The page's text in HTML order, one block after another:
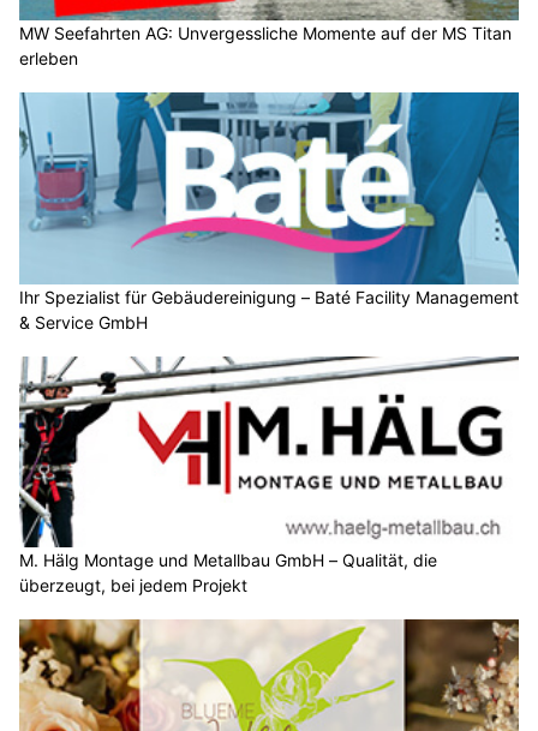
MW Seefahrten AG: Unvergessliche Momente auf der MS Titan
erleben
Ihr Spezialist für Gebäudereinigung – Baté Facility Management
& Service GmbH
M. Hälg Montage und Metallbau GmbH – Qualität, die
überzeugt, bei jedem Projekt